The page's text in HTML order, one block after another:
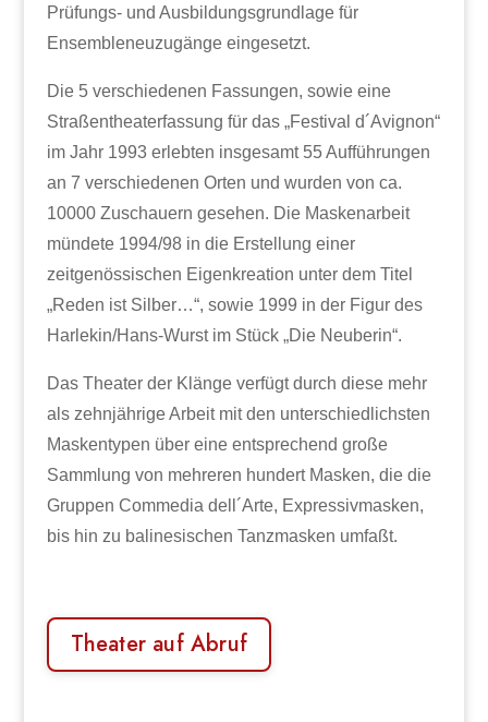
Prüfungs- und Ausbildungsgrundlage für
Ensembleneuzugänge eingesetzt.
Die 5 verschiedenen Fassungen, sowie eine
Straßentheaterfassung für das „Festival d´Avignon“
im Jahr 1993 erlebten insgesamt 55 Aufführungen
an 7 verschiedenen Orten und wurden von ca.
10000 Zuschauern gesehen. Die Maskenarbeit
mündete 1994/98 in die Erstellung einer
zeitgenössischen Eigenkreation unter dem Titel
„Reden ist Silber…“, sowie 1999 in der Figur des
Harlekin/Hans-Wurst im Stück „Die Neuberin“.
Das Theater der Klänge verfügt durch diese mehr
als zehnjährige Arbeit mit den unterschiedlichsten
Maskentypen über eine entsprechend große
Sammlung von mehreren hundert Masken, die die
Gruppen Commedia dell´Arte, Expressivmasken,
bis hin zu balinesischen Tanzmasken umfaßt.
Theater auf Abruf